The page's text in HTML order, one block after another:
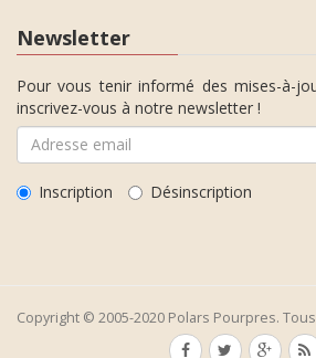
Newsletter
Pour vous tenir informé des mises-à-
inscrivez-vous à notre newsletter !
Inscription Désinscription
Copyright © 2005-2020 Polars Pourpres.